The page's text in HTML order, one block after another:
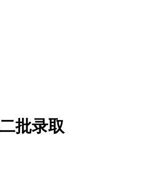
批录取